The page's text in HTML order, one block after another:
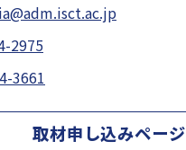
2975
3661
取材申し込みページ